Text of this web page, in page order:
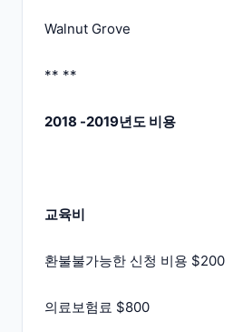
Walnut Grove
** **
2018 -2019년도 비용
교육비
환불불가능한 신청 비용 $200
의료보험료 $800